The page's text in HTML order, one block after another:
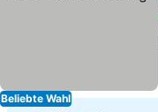
Beliebte Wahl